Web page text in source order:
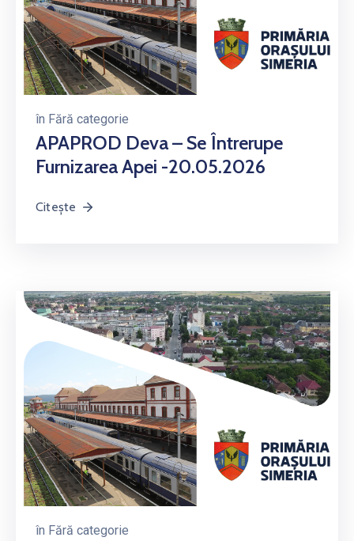
în Fără categorie
APAPROD Deva – Se Întrerupe
Furnizarea Apei -20.05.2026
Citește
în Fără categorie